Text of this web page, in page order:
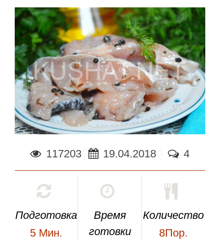
117203 19.04.2018 4
Подготовка
5 Мин.
Время
готовки
Количество
8Пор.